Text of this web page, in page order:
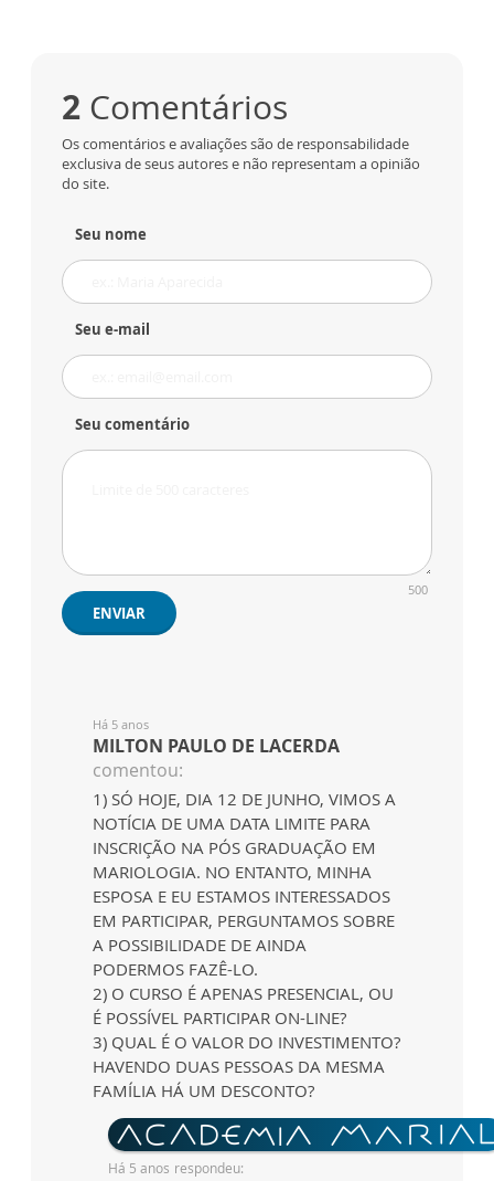
2 Comentários
Os comentários e avaliações são de responsabilidade
exclusiva de seus autores e não representam a opinião
do site.
Seu nome
Seu e-mail
Seu comentário
500
ENVIAR
Há 5 anos
MILTON PAULO DE LACERDA
comentou:
1) SÓ HOJE, DIA 12 DE JUNHO, VIMOS A
NOTÍCIA DE UMA DATA LIMITE PARA
INSCRIÇÃO NA PÓS GRADUAÇÃO EM
MARIOLOGIA. NO ENTANTO, MINHA
ESPOSA E EU ESTAMOS INTERESSADOS
EM PARTICIPAR, PERGUNTAMOS SOBRE
A POSSIBILIDADE DE AINDA
PODERMOS FAZÊ-LO.
2) O CURSO É APENAS PRESENCIAL, OU
É POSSÍVEL PARTICIPAR ON-LINE?
3) QUAL É O VALOR DO INVESTIMENTO?
HAVENDO DUAS PESSOAS DA MESMA
FAMÍLIA HÁ UM DESCONTO?
Há 5 anos respondeu: